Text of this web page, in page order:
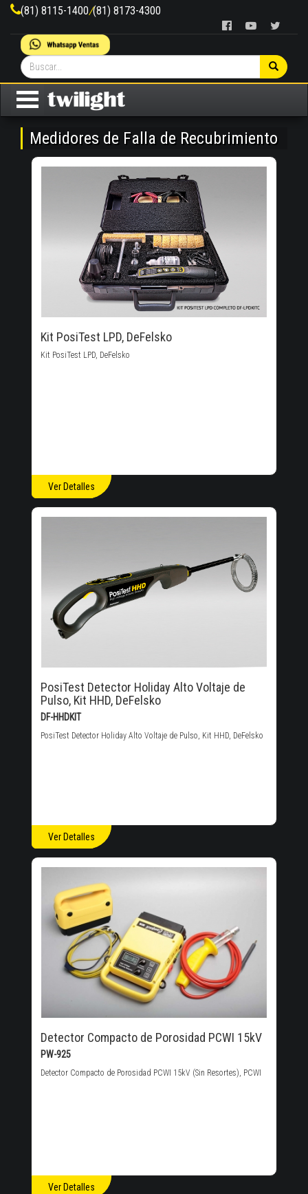
(81) 8115-1400/(81) 8173-4300
Medidores de Falla de Recubrimiento
Kit PosiTest LPD, DeFelsko
Kit PosiTest LPD, DeFelsko
Ver Detalles
PosiTest Detector Holiday Alto Voltaje de
Pulso, Kit HHD, DeFelsko
DF-HHDKIT
PosiTest Detector Holiday Alto Voltaje de Pulso, Kit HHD, DeFelsko
Ver Detalles
Detector Compacto de Porosidad PCWI 15kV
PW-925
Detector Compacto de Porosidad PCWI 15kV (Sin Resortes), PCWI
Ver Detalles